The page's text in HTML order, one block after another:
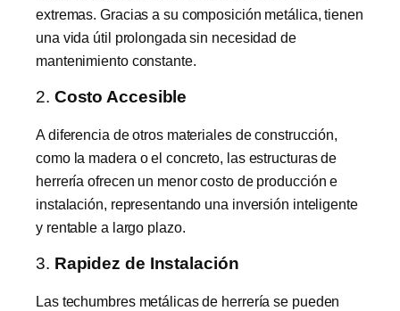
extremas. Gracias a su composición metálica, tienen
una vida útil prolongada sin necesidad de
mantenimiento constante.
2. Costo Accesible
A diferencia de otros materiales de construcción,
como la madera o el concreto, las estructuras de
herrería ofrecen un menor costo de producción e
instalación, representando una inversión inteligente
y rentable a largo plazo.
3. Rapidez de Instalación
Las techumbres metálicas de herrería se pueden